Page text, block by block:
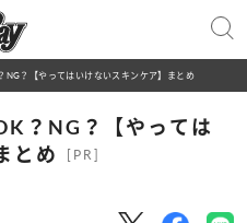
NG？【やってはいけないスキンケア】まとめ
？NG？【やっては
とめ
[PR]